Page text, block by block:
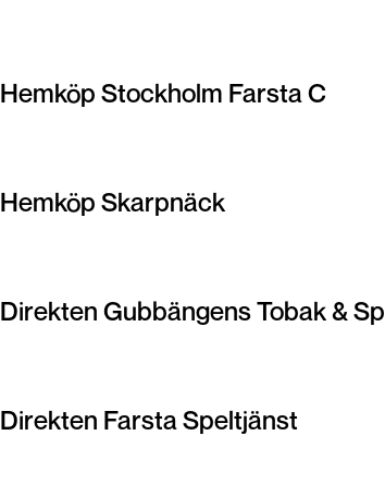
Hemköp Stockholm Farsta C
Hemköp Skarpnäck
Direkten Gubbängens Tobak & Sp
Direkten Farsta Speltjänst